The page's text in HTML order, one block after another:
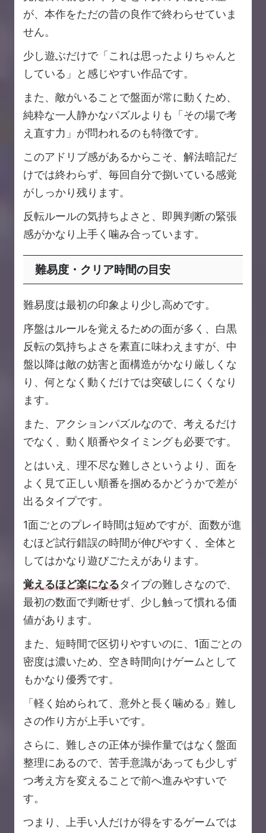
が、本作をただの昔の良作で終わらせていま
せん。
少し遊ぶだけで「これは思ったよりちゃんと
している」と感じやすい作品です。
また、敵がいることで盤面が常に動くため、
純粋な一人静かなパズルよりも「その場で考
え直す力」が問われるのも特徴です。
このアドリブ感があるからこそ、解法暗記だ
けでは終わらず、毎回自分で捌いている感覚
がしっかり残ります。
反転ルールの気持ちよさと、即興判断の緊張
感がかなり上手く噛み合っています。
難易度・クリア時間の目安
難易度は最初の印象より少し高めです。
序盤はルールを覚えるための面が多く、白黒
反転の気持ちよさを素直に味わえますが、中
盤以降は敵の妨害と面構造がかなり厳しくな
り、何となく動くだけでは突破しにくくなり
ます。
また、アクションパズルなので、考えるだけ
でなく、動く順番やタイミングも必要です。
とはいえ、理不尽な難しさというより、面を
よく見て正しい順番を掴めるかどうかで差が
出るタイプです。
1面ごとのプレイ時間は短めですが、面数が進
むほど試行錯誤の時間が伸びやすく、全体と
してはかなり遊びごたえがあります。
覚えるほど楽になるタイプの難しさなので、
最初の数面で判断せず、少し触って慣れる価
値があります。
また、短時間で区切りやすいのに、1面ごとの
密度は濃いため、空き時間向けゲームとして
もかなり優秀です。
「軽く始められて、意外と長く噛める」難し
さの作り方が上手いです。
さらに、難しさの正体が操作量ではなく盤面
整理にあるので、苦手意識があっても少しず
つ考え方を変えることで前へ進みやすいで
す。
つまり、上手い人だけが得をするゲームでは